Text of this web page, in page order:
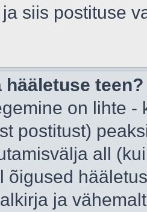
ja siis postituse
hääletuse teen?
on lihte
postitust)
all
õigused
ja